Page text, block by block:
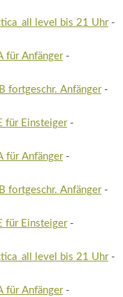
level bis 21 Uhr-
für Anfänger-
fortgeschr. Anfänger-
für Einsteiger-
für Anfänger-
fortgeschr. Anfänger-
für Einsteiger-
level bis 21 Uhr-
für Anfänger-